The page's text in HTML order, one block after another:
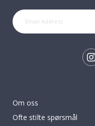
Om oss
Ofte stilte spørsmål